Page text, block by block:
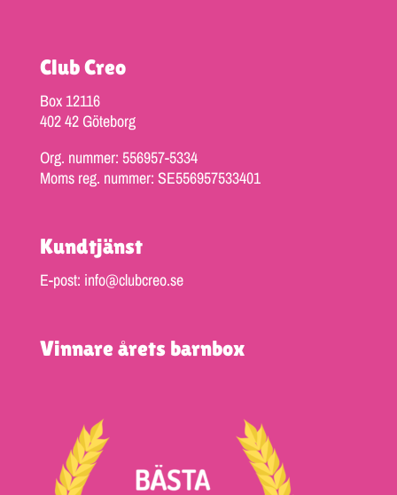
Club Creo
Box 12116
402 42 Göteborg
Org. nummer: 556957-5334
Moms reg. nummer: SE556957533401
Kundtjänst
E-post: info@clubcreo.se
Vinnare årets barnbox